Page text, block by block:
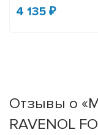
4 135 ₽
Отзывы о
RAVENOL